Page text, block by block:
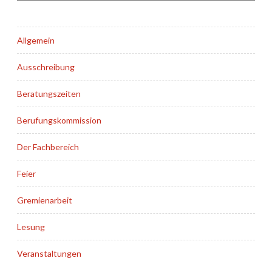
Allgemein
Ausschreibung
Beratungszeiten
Berufungskommission
Der Fachbereich
Feier
Gremienarbeit
Lesung
Veranstaltungen